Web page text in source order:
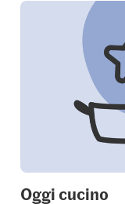
Oggi cucino